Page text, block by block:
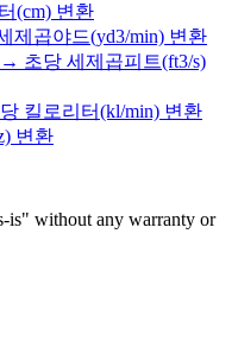
(cm) 변환
제곱야드(yd3/min) 변환
초당 세제곱피트(ft3/s)
킬로리터(kl/min) 변환
변환
is" without any warranty or